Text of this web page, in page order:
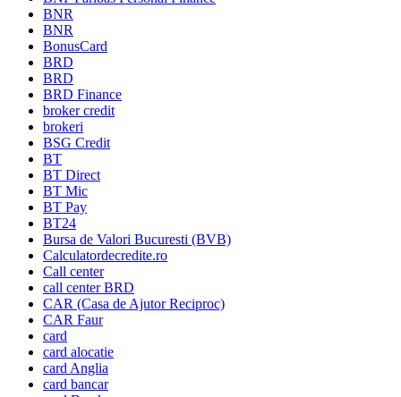
BNR
BNR
BonusCard
BRD
BRD
BRD Finance
broker credit
brokeri
BSG Credit
BT
BT Direct
BT Mic
BT Pay
BT24
Bursa de Valori Bucuresti (BVB)
Calculatordecredite.ro
Call center
call center BRD
CAR (Casa de Ajutor Reciproc)
CAR Faur
card
card alocatie
card Anglia
card bancar